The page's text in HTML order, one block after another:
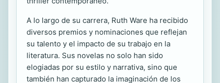
A lo largo de su carrera, Ruth Ware ha recibido
diversos premios y nominaciones que reflejan
su talento y el impacto de su trabajo en la
literatura. Sus novelas no solo han sido
elogiadas por su estilo y narrativa, sino que
también han capturado la imaginación de los